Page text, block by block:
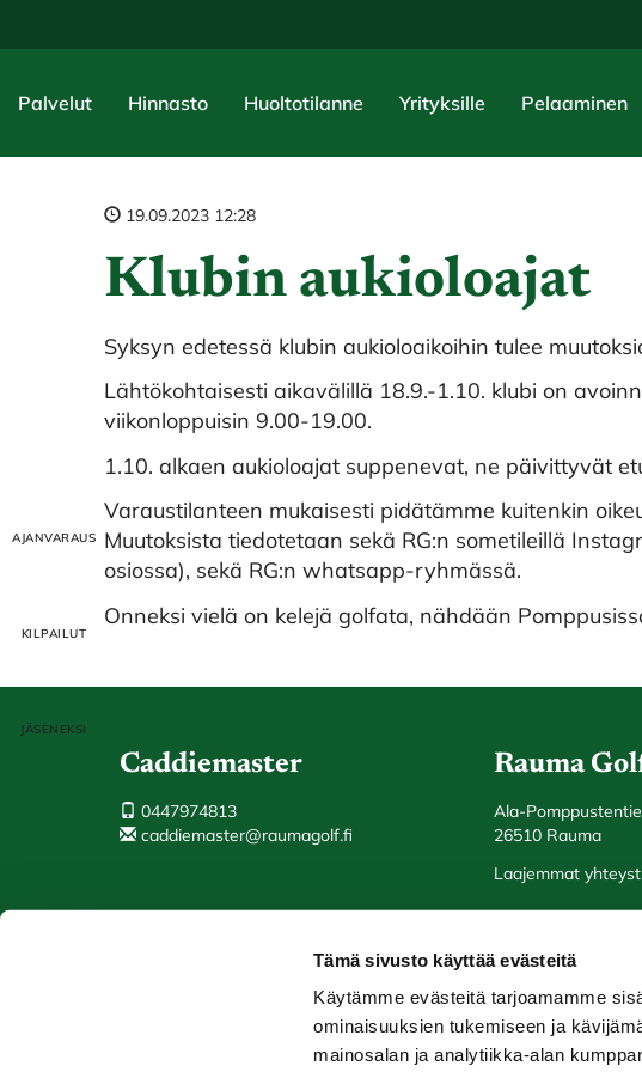
Tämä sivusto käyttää evästeitä
Käytämme evästeitä tarjoamamme
ominaisuuksien tukemiseen ja
mainosalan ja analytiikka-alan
Palvelut Hinnasto Huoltotilanne Yrityksille Pelaaminen
19.09.2023 12:28
Klubin aukioloajat
Syksyn edetessä klubin aukioloaikoihin tulee
Lähtökohtaisesti aikavälillä 18.9.-1.10. klubi on
viikonloppuisin 9.00-19.00.
1.10. alkaen aukioloajat suppenevat, ne päivittyvät
Varaustilanteen mukaisesti pidätämme kuitenkin
Muutoksista tiedotetaan sekä RG:n sometileillä
osiossa), sekä RG:n whatsapp-ryhmässä.
Onneksi vielä on kelejä golfata, nähdään
Caddiemaster
0447974813
caddiemaster@raumagolf.fi
Rauma
Ala-
26510 Rauma
Laajemmat
Toiminnanohjausjärjestelmä powered by